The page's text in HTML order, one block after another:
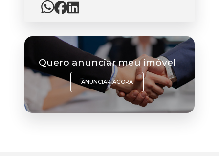
Quero anunciar meu imóvel
ANUNCIAR AGORA